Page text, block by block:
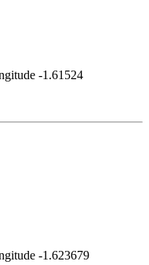
-1.61524
-1.623679